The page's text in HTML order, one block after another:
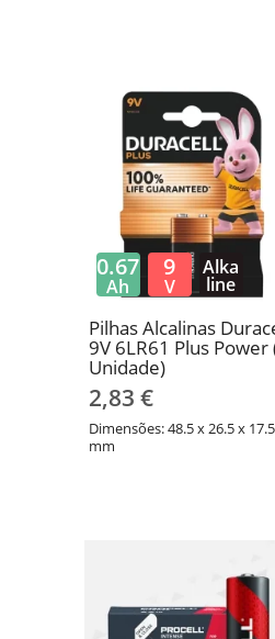
Pilhas Alcalinas
9V 6LR61 Plus Power
Unidade)
2,83 €
Dimensões: 48.5 x 26.5 x 17.5
mm
0.67
Ah
9
V
Alka
line